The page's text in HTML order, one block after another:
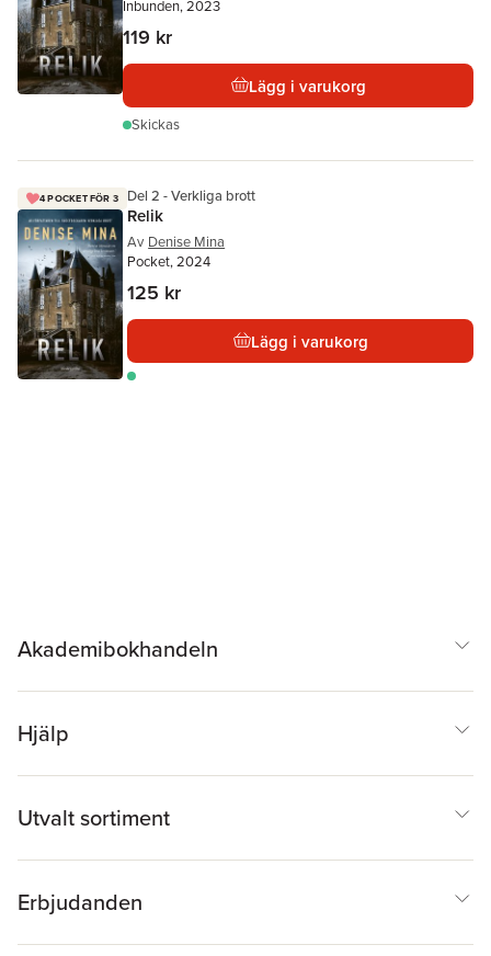
Inbunden, 2023
119 kr
Lägg i varukorg
Skickas
4 POCKET FÖR 3 Del 2 - Verkliga brott
Relik
Av Denise Mina
Pocket, 2024
125 kr
Lägg i varukorg
Akademibokhandeln
Hjälp
Utvalt sortiment
Erbjudanden